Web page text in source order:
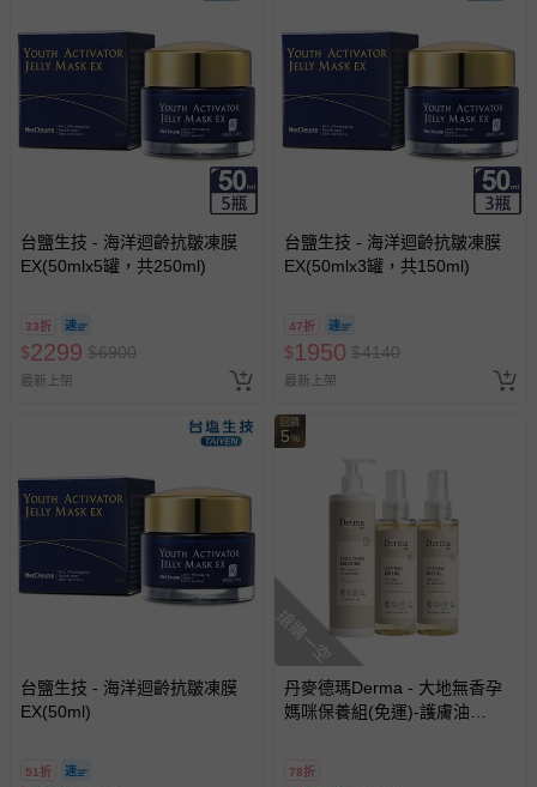
台鹽生技 - 海洋迴齡抗皺凍膜
EX(50mlx5罐，共250ml)
33折
$2299 $6900
最新上架
台鹽生技 - 海洋迴齡抗皺凍膜
EX(50mlx3罐，共150ml)
47折
$1950 $4140
最新上架
台鹽生技 - 海洋迴齡抗皺凍膜
EX(50ml)
51折
回饋
5 %
搶購一空
丹麥德瑪Derma - 大地無香孕
媽咪保養組(免運)-護膚油
78折